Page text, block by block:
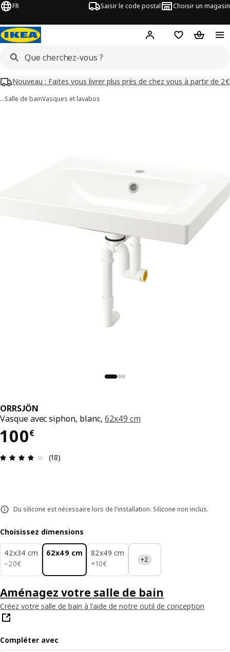
FR Saisir le code postal Choisir un magasin
Mon compteFavorisPanier
Nouveau : Faites vous livrer plus près de chez vous à partir de 2€
…Salle de bainVasques et lavabos
ORRSJÖN
Vasque avec siphon, blanc, 62x49 cm
100€
Prix 100€
Avis: 3.8 sur 5 étoiles Nombre total d'avis: 18
(18)
Du silicone est nécessaire lors de l'installation. Silicone non inclus.
Choisissez dimensions
42x34 cm
−20€
20€
62x49 cm
82x49 cm
+10€
10€ +2
Aménagez votre salle de bain
Créez votre salle de bain à l'aide de notre outil de conception
Compléter avec